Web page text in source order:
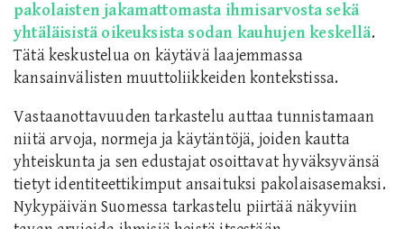
pakolaisten jakamattomasta ihmisarvosta sekä
yhtäläisistä oikeuksista sodan kauhujen keskellä.
Tätä keskustelua on käytävä laajemmassa
kansainvälisten muuttoliikkeiden kontekstissa.
Vastaanottavuuden tarkastelu auttaa tunnistamaan
niitä arvoja, normeja ja käytäntöjä, joiden kautta
yhteiskunta ja sen edustajat osoittavat hyväksyvänsä
tietyt identiteettikimput ansaituksi pakolaisasemaksi.
Nykypäivän Suomessa tarkastelu piirtää näkyviin